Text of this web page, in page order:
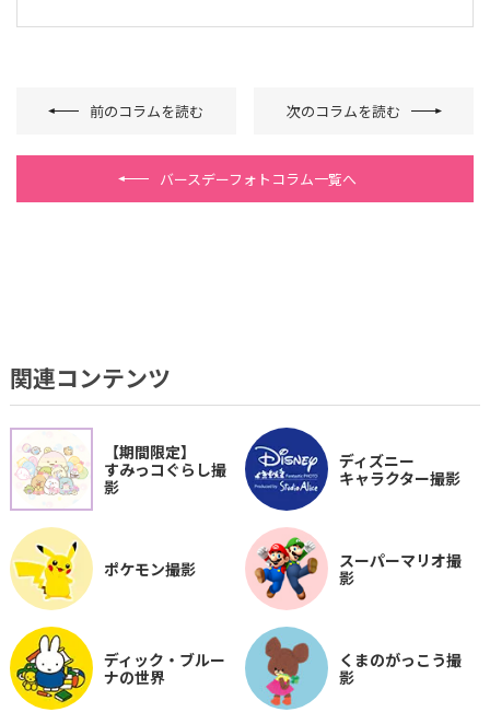
前のコラムを読む 次のコラムを読む
バースデーフォトコラム一覧へ
関連コンテンツ
【期間限定】
すみっコぐらし撮
影
ディズニー
キャラクター撮影
ポケモン撮影
スーパーマリオ撮
影
ディック・ブルー
ナの世界
くまのがっこう撮
影